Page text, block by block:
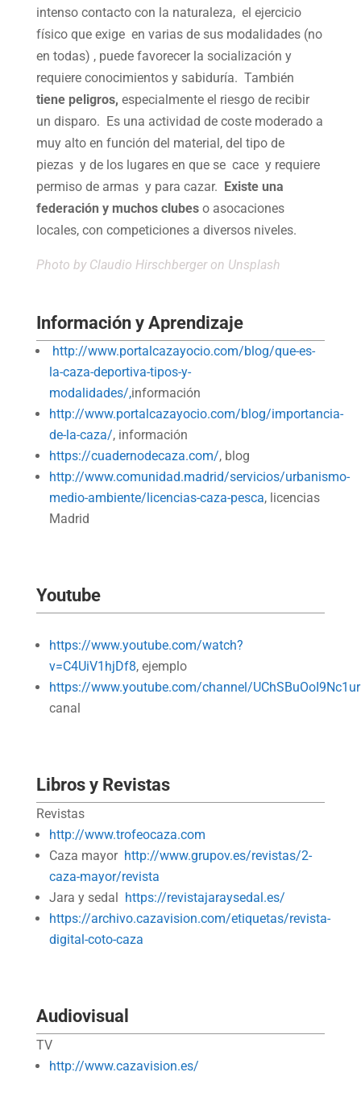
intenso contacto con la naturaleza, el ejercicio
físico que exige en varias de sus modalidades (no
en todas) , puede favorecer la socialización y
requiere conocimientos y sabiduría. También
tiene peligros, especialmente el riesgo de recibir
un disparo. Es una actividad de coste moderado a
muy alto en función del material, del tipo de
piezas y de los lugares en que se cace y requiere
permiso de armas y para cazar. Existe una
federación y muchos clubeso asocaciones
locales, con competiciones a diversos niveles.
Photo by Claudio Hirschbergeron Unsplash
Información y Aprendizaje
http://www.portalcazayocio.com/blog/que-es-
la-caza-deportiva-tipos-y-
modalidades/,información
http://www.portalcazayocio.com/blog/importancia-
de-la-caza/, información
https://cuadernodecaza.com/, blog
http://www.comunidad.madrid/servicios/urbanismo-
medio-ambiente/licencias-caza-pesca, licencias
Madrid
Youtube
https://www.youtube.com/watch?
v=C4UiV1hjDf8, ejemplo
https://www.youtube.com/channel/
canal
Libros y Revistas
Revistas
http://www.trofeocaza.com
Caza mayor http://www.grupov.es/revistas/2-
caza-mayor/revista
Jara y sedal https://revistajaraysedal.es/
https://archivo.cazavision.com/etiquetas/revista-
digital-coto-caza
Audiovisual
TV
http://www.cazavision.es/